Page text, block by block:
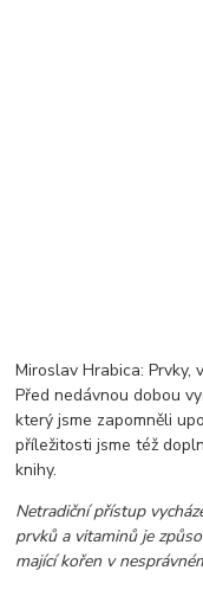
Miroslav Hrabica: Prvky,
Před nedávnou dobou
který jsme zapomněli
příležitosti jsme též
knihy.
Netradiční přístup
prvků a vitaminů je
mající kořen v